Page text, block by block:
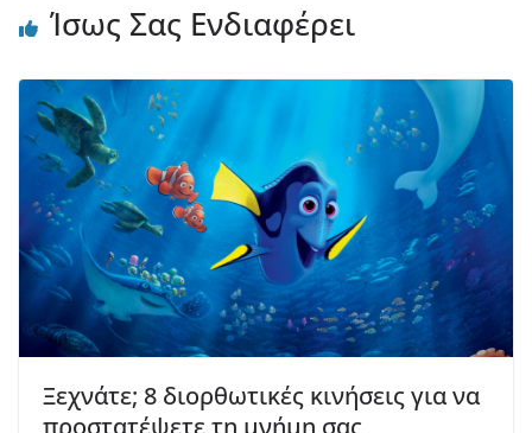
Ίσως Σας Ενδιαφέρει
Ξεχνάτε; 8 διορθωτικές κινήσεις για να
προστατέψετε τη μνήμη σας